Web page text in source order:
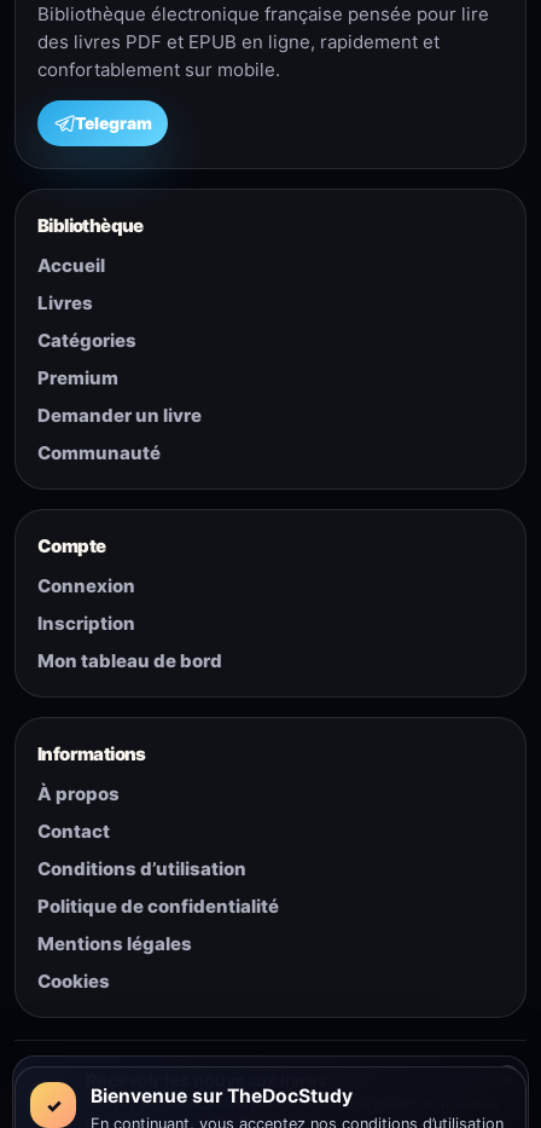
Bibliothèque électronique française pensée pour lire
des livres PDF et EPUB en ligne, rapidement et
confortablement sur mobile.
Telegram
Bibliothèque
Accueil
Livres
Catégories
Premium
Demander un livre
Communauté
Compte
Connexion
Inscription
Mon tableau de bord
Informations
À propos
Contact
Conditions d’utilisation
Politique de confidentialité
Mentions légales
Cookies
© 2026 The Doc Study — Tous droits réservés.
✓ Bienvenue sur TheDocStudy
En continuant, vous acceptez nos conditions d’utilisation
×
Activez les notifications pour être prévenu quand un nouveau
livre est ajouté sur TheDocStudy.